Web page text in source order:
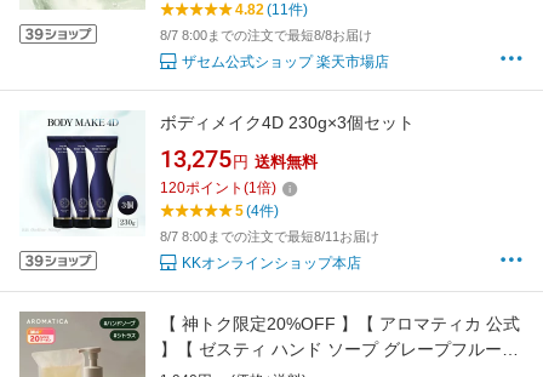
4.82(11件)
8/7 8:00までの注文で最短8/8お届け
ザセム公式ショップ 楽天市場店
ボディメイク4D 230g×3個セット
13,275 円 送料無料
120ポイント (1倍)
5(4件)
8/7 8:00までの注文で最短8/11お届け
KKオンラインショップ本店
【 神トク限定20%OFF 】【 アロマティカ 公式
】【 ゼスティ ハンド ソープ グレープフルーツ